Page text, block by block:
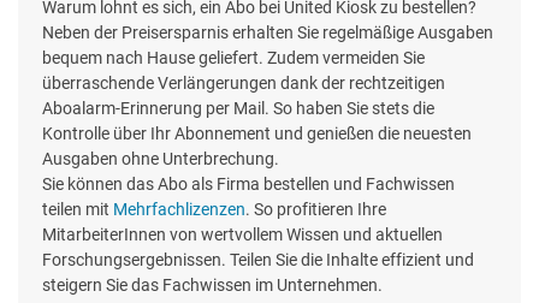
Warum lohnt es sich, ein Abo bei United Kiosk zu bestellen?
Neben der Preisersparnis erhalten Sie regelmäßige Ausgaben
bequem nach Hause geliefert. Zudem vermeiden Sie
überraschende Verlängerungen dank der rechtzeitigen
Aboalarm-Erinnerung per Mail. So haben Sie stets die
Kontrolle über Ihr Abonnement und genießen die neuesten
Ausgaben ohne Unterbrechung.
Sie können das Abo als Firma bestellen und Fachwissen
teilen mit Mehrfachlizenzen. So profitieren Ihre
MitarbeiterInnen von wertvollem Wissen und aktuellen
Forschungsergebnissen. Teilen Sie die Inhalte effizient und
steigern Sie das Fachwissen im Unternehmen.